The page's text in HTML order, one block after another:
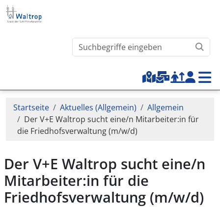
Direkt zum Inhalt
Waltrop.de durchsuchen
Top-Menu
Pfadnavigation
Startseite Aktuelles (Allgemein)
Allgemein
Der V+E Waltrop sucht eine/n Mitarbeiter:in für
die Friedhofsverwaltung (m/w/d)
Der V+E Waltrop sucht eine/n
Mitarbeiter:in für die
Friedhofsverwaltung (m/w/d)